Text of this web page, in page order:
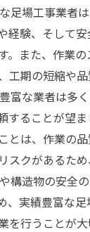
足場工事業者
経験、そして
。また、作業
工期の短縮や
富な業者は多
することが望ま
とは、作業の
スクがあるた
構造物の安全
、実績豊富な
を行うことが大